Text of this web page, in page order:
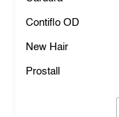
Contiflo OD
New Hair
Prostall